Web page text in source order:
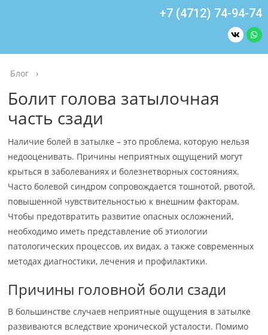
+7 (4712) 74-94-74
Блог ›
Болит голова затылочная
часть сзади
Наличие болей в затылке – это проблема, которую нельзя
недооценивать. Причины неприятных ощущений могут
крыться в заболеваниях и болезнетворных состояниях.
Часто болевой синдром сопровождается тошнотой, рвотой,
повышенной чувствительностью к внешним факторам.
Чтобы предотвратить развитие опасных осложнений,
необходимо иметь представление об этиологии
патологических процессов, их видах, а также современных
методах диагностики, лечения и профилактики.
Причины головной боли сзади
В большинстве случаев неприятные ощущения в затылке
развиваются вследствие хронической усталости. Помимо